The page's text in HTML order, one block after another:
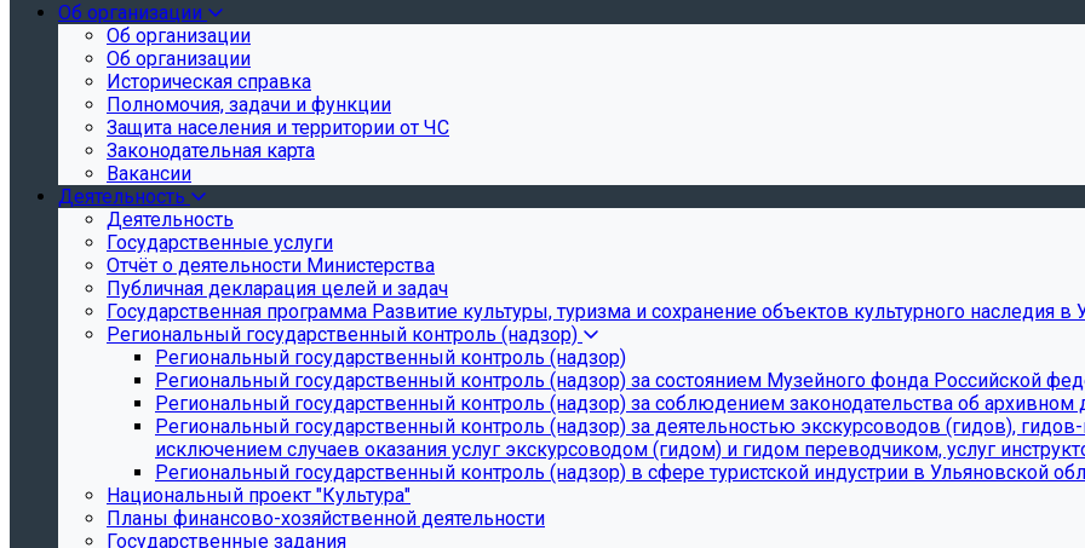
Об организации
Об организации
Об организации
Историческая справка
Полномочия, задачи и функции
Защита населения и территории от ЧС
Законодательная карта
Вакансии
Деятельность
Деятельность
Государственные услуги
Отчёт о деятельности Министерства
Публичная декларация целей и задач
Государственная программа Развитие культуры, туризма и сохранение объектов культурного наследия в
Региональный государственный контроль (надзор)
Региональный государственный контроль (надзор)
Региональный государственный контроль (надзор) за состоянием Музейного фонда Российской
Региональный государственный контроль (надзор) за соблюдением законодательства об архивном
Региональный государственный контроль (надзор) за деятельностью экскурсоводов (гидов),
исключением случаев оказания услуг экскурсоводом (гидом) и гидом переводчиком, услуг
Региональный государственный контроль (надзор) в сфере туристской индустрии в Ульяновской
Национальный проект "Культура"
Планы финансово-хозяйственной деятельности
Государственные задания